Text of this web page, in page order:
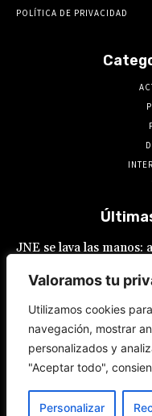
Valoramos tu
Utilizamos cookies
navegación, mostrar
personalizados y
"Aceptar todo",
Personalizar
POLÍTICA DE PRIVACIDAD
JNE se lava las manos:
que buscan
Keiko Fujimori:
promesas laborales:
fragmentado y